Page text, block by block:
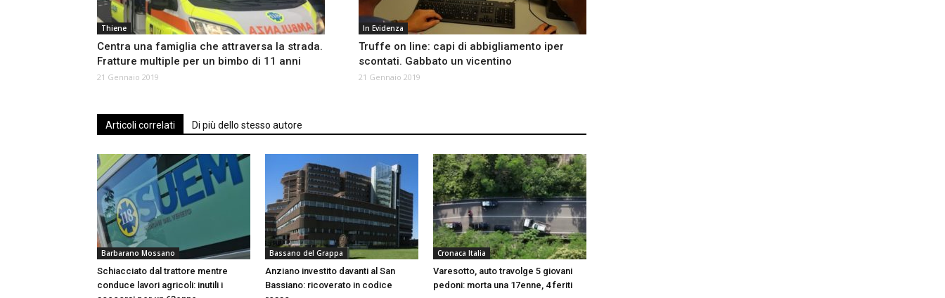
Thiene
Centra una famiglia che attraversa la strada.
Fratture multiple per un bimbo di 11 anni
21 Gennaio 2019
In Evidenza
Truffe on line: capi di abbigliamento iper
scontati. Gabbato un vicentino
21 Gennaio 2019
Articoli correlati Di più dello stesso autore
Barbarano Mossano
Schiacciato dal trattore mentre
conduce lavori agricoli: inutili i
Bassano del Grappa
Anziano investito davanti al San
Bassiano: ricoverato in codice
Cronaca Italia
Varesotto, auto travolge 5 giovani
pedoni: morta una 17enne, 4 feriti